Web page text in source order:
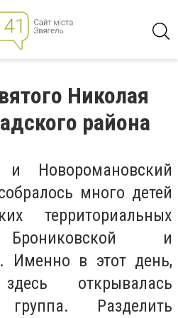
Николая
района
Новоромановский
много детей
территориальных
и
Именно в этот день,
открывалась
группа. Разделить